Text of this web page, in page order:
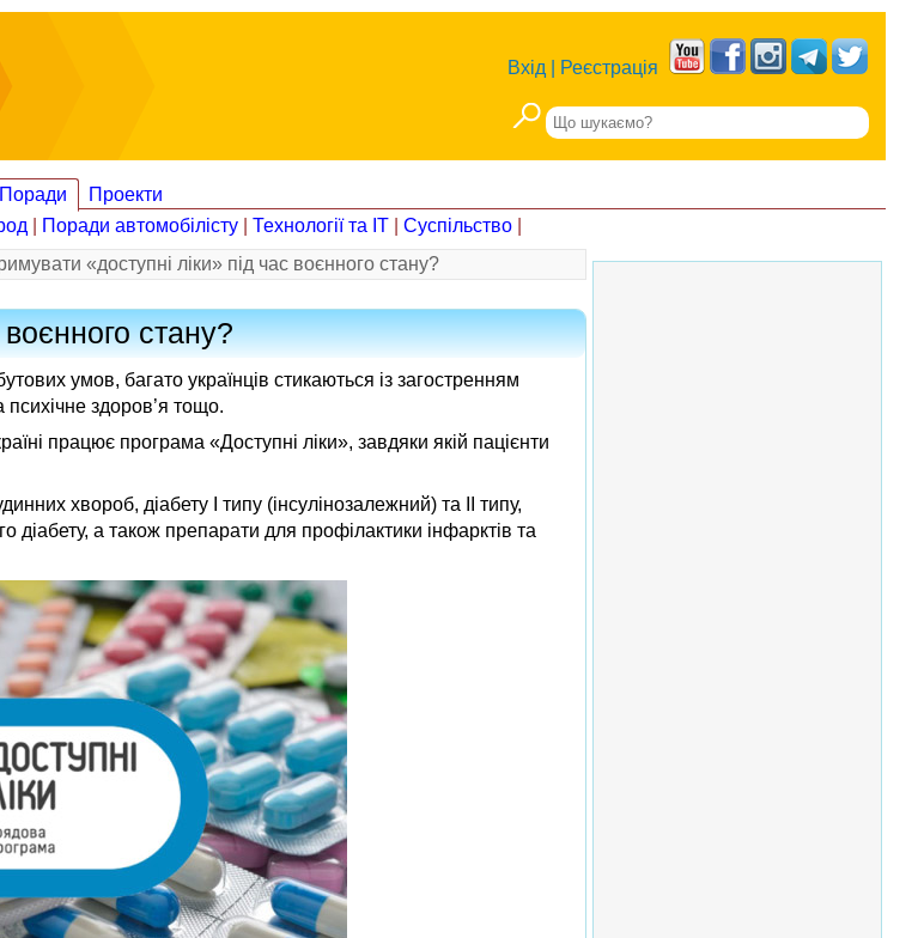
Вхід Реєстрація
Поради
Проекти
Поради автомобілісту Технології та ІТ Суспільство
«доступні ліки» під час воєнного стану?
стану?
умов, багато українців стикаються із загостренням
здоров’я тощо.
працює програма «Доступні ліки», завдяки якій пацієнти
хвороб, діабету І типу (інсулінозалежний) та ІІ типу,
діабету, а також препарати для профілактики інфарктів та